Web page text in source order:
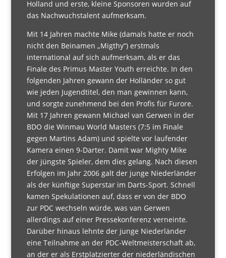
Holland und erste, kleine Sponsoren wurden auf
das Nachwuchstalent aufmerksam.
Mit 14 Jahren machte Mike (damals hatte er noch
nicht den Beinamen „Migthy“) erstmals
international auf sich aufmerksam, als er das
Finale des Primus Master Youth erreichte. In den
folgenden Jahren gewann der Holländer so gut
wie jeden Jugendtitel, den man gewinnen kann,
und sorgte zunehmend bei den Profis für Furore.
Mit 17 Jahren gewann Michael van Gerwen in der
BDO die Winmau World Masters (7:5 im Finale
gegen Martins Adam) und spielte vor laufender
Kamera einen 9-Darter. Damit war Mighty Mike
der jüngste Spieler, dem dies gelang. Nach diesen
Erfolgen im Jahr 2006 galt der junge Niederländer
als der künftige Superstar im Darts-Sport. Schnell
kamen Spekulationen auf, dass er von der BDO
zur PDC wechseln würde, was van Gerwen
allerdings auf einer Pressekonferenz verneinte.
Darüber hinaus lehnte der junge Niederländer
eine Teilnahme an der PDC-Weltmeisterschaft ab,
an der er als Erstplatzierter der niederländischen